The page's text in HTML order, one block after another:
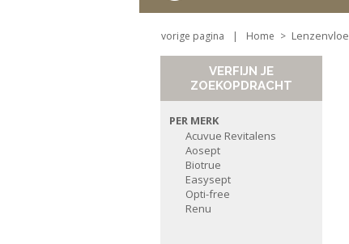
vorige pagina | Home >
VERFIJN JE
ZOEKOPDRACHT
PER MERK
Acuvue Revitalens
Aosept
Biotrue
Easysept
Opti-free
Renu